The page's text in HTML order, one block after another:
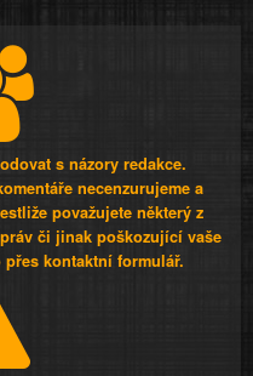
s názory redakce.
necenzurujeme a
považujete některý z
či jinak poškozující vaše
kontaktní formulář.